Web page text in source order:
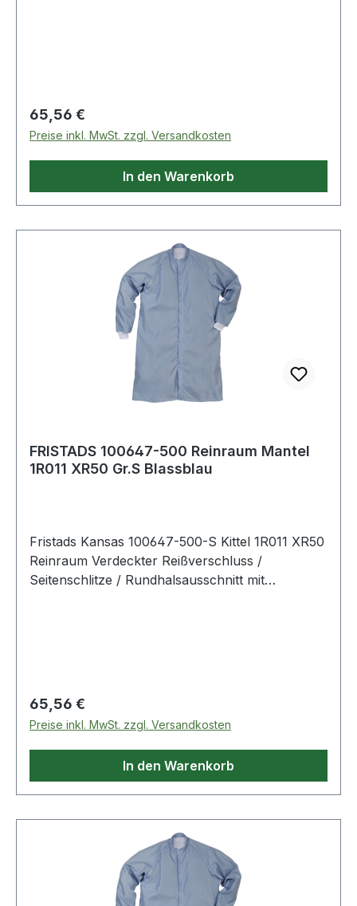
Regulärer Preis:
65,56 €
Preise inkl. MwSt. zzgl. Versandkosten
In den Warenkorb
FRISTADS 100647-500 Reinraum Mantel
1R011 XR50 Gr.S Blassblau
Fristads Kansas 100647-500-S Kittel 1R011 XR50
Reinraum Verdeckter Reißverschluss /
Seitenschlitze / Rundhalsausschnitt mit
Regulärer Preis:
65,56 €
Preise inkl. MwSt. zzgl. Versandkosten
In den Warenkorb